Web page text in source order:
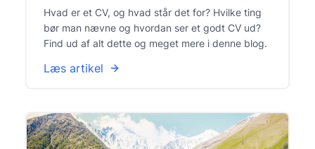
Hvad er et CV, og hvad står det for? Hvilke ting
bør man nævne og hvordan ser et godt CV ud?
Find ud af alt dette og meget mere i denne blog.
Læs artikel